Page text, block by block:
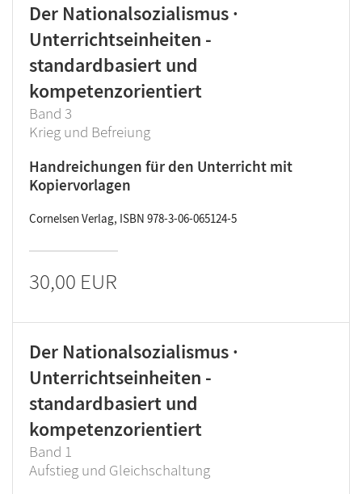
Der Nationalsozialismus ·
Unterrichtseinheiten -
standardbasiert und
kompetenzorientiert
Band 3
Krieg und Befreiung
Handreichungen für den Unterricht mit
Kopiervorlagen
Cornelsen Verlag, ISBN 978-3-06-065124-5
30,00 EUR
Der Nationalsozialismus ·
Unterrichtseinheiten -
standardbasiert und
kompetenzorientiert
Band 1
Aufstieg und Gleichschaltung